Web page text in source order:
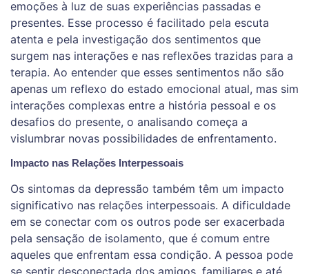
emoções à luz de suas experiências passadas e
presentes. Esse processo é facilitado pela escuta
atenta e pela investigação dos sentimentos que
surgem nas interações e nas reflexões trazidas para a
terapia. Ao entender que esses sentimentos não são
apenas um reflexo do estado emocional atual, mas sim
interações complexas entre a história pessoal e os
desafios do presente, o analisando começa a
vislumbrar novas possibilidades de enfrentamento.
Impacto nas Relações Interpessoais
Os sintomas da depressão também têm um impacto
significativo nas relações interpessoais. A dificuldade
em se conectar com os outros pode ser exacerbada
pela sensação de isolamento, que é comum entre
aqueles que enfrentam essa condição. A pessoa pode